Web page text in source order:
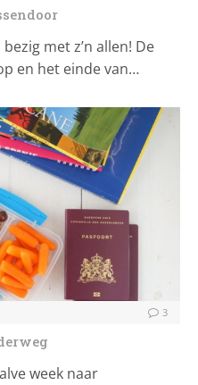
met z’n allen! De
en het einde van…
3
week naar